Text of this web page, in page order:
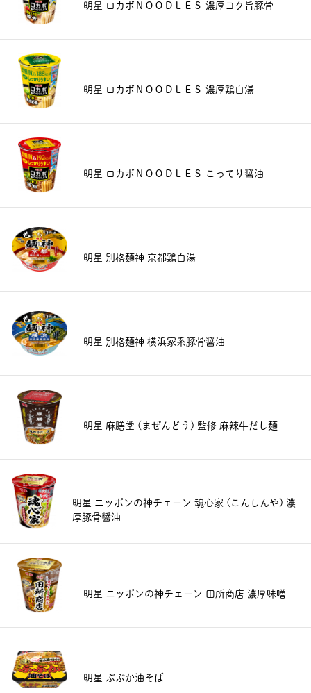
明星 ロカボＮＯＯＤＬＥＳ 濃厚コク旨豚骨
明星 ロカボＮＯＯＤＬＥＳ 濃厚鶏白湯
明星 ロカボＮＯＯＤＬＥＳ こってり醤油
明星 別格麺神 京都鶏白湯
明星 別格麺神 横浜家系豚骨醤油
明星 麻膳堂 (まぜんどう) 監修 麻辣牛だし麺
明星 ニッポンの神チェーン 魂心家 (こんしんや) 濃
厚豚骨醤油
明星 ニッポンの神チェーン 田所商店 濃厚味噌
明星 ぶぶか油そば